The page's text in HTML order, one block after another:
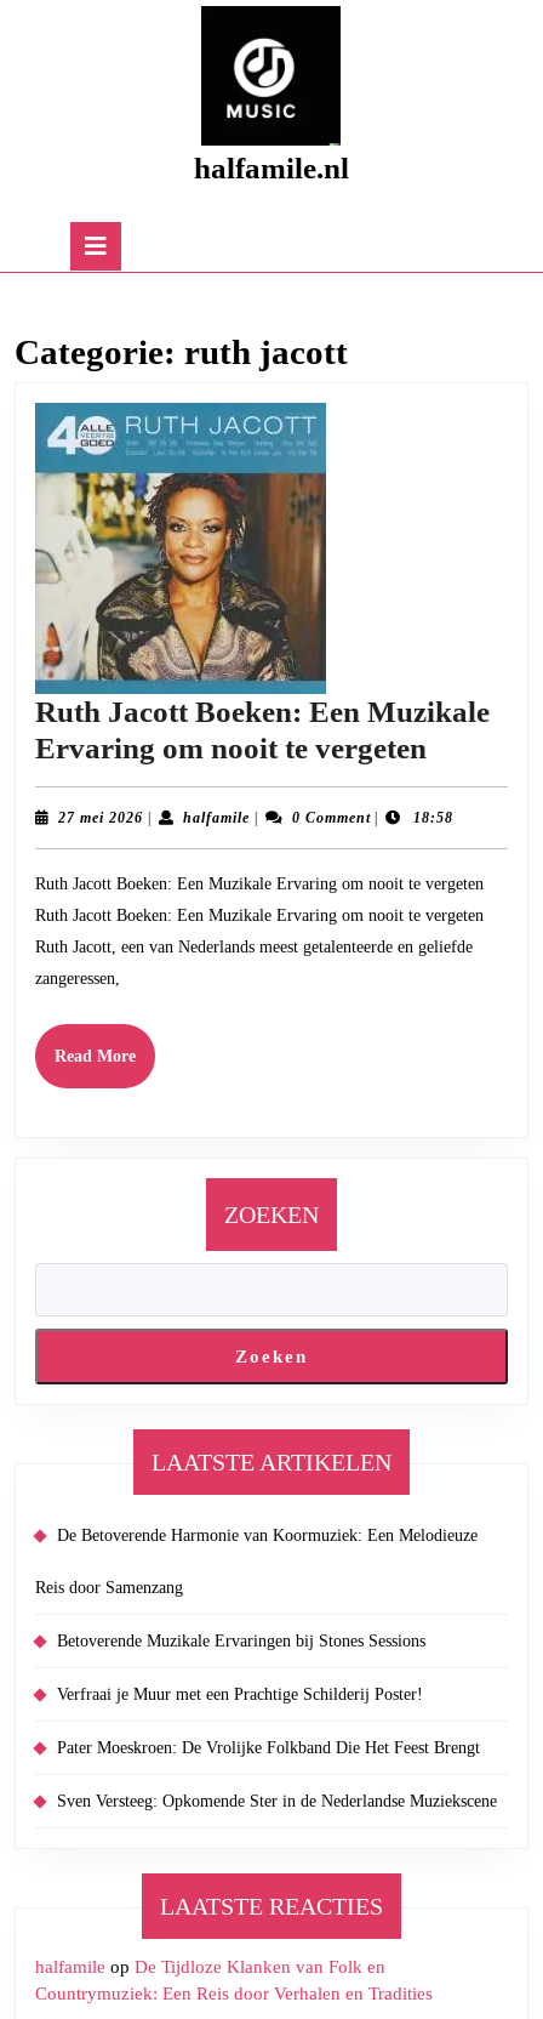
halfamile.nl
Categorie: ruth jacott
Ruth Jacott Boeken: Een Muzikale
Ervaring om nooit te vergeten
Jacott
Boeken:
Een
om
27 mei 2026 27
halfamilehalfamile0 Comment 18:58
Ruth Jacott Boeken: Een Muzikale Ervaring om nooit te vergeten
Ruth Jacott Boeken: Een Muzikale Ervaring om nooit te vergeten
Ruth Jacott, een van Nederlands meest getalenteerde en geliefde
zangeressen,
Read MoreRead
More
ZOEKEN
Zoeken
LAATSTE ARTIKELEN
De Betoverende Harmonie van Koormuziek: Een Melodieuze
Reis door Samenzang
Betoverende Muzikale Ervaringen bij Stones Sessions
Verfraai je Muur met een Prachtige Schilderij Poster!
Pater Moeskroen: De Vrolijke Folkband Die Het Feest Brengt
Sven Versteeg: Opkomende Ster in de Nederlandse Muziekscene
LAATSTE REACTIES
halfamile op De Tijdloze Klanken van Folk en
Countrymuziek: Een Reis door Verhalen en Tradities